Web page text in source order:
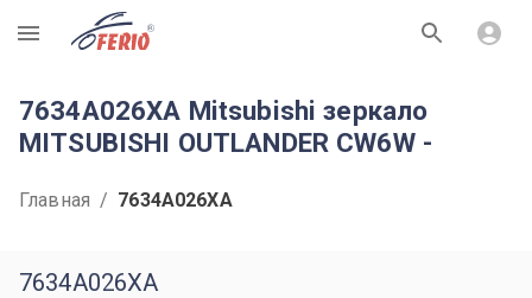
R
7634A026XA Mitsubishi зеркало
MITSUBISHI OUTLANDER CW6W -
Главная / 7634A026XA
7634A026XA